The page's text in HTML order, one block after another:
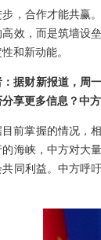
，合作才能共赢
效，而是筑墙设
和新动能。
：据财新报道，周
享更多信息？中
前掌握的情况，
海峡，中方对大
共同利益。中方呼